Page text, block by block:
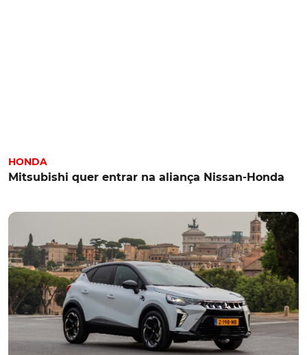
HONDA
Mitsubishi quer entrar na aliança Nissan-Honda